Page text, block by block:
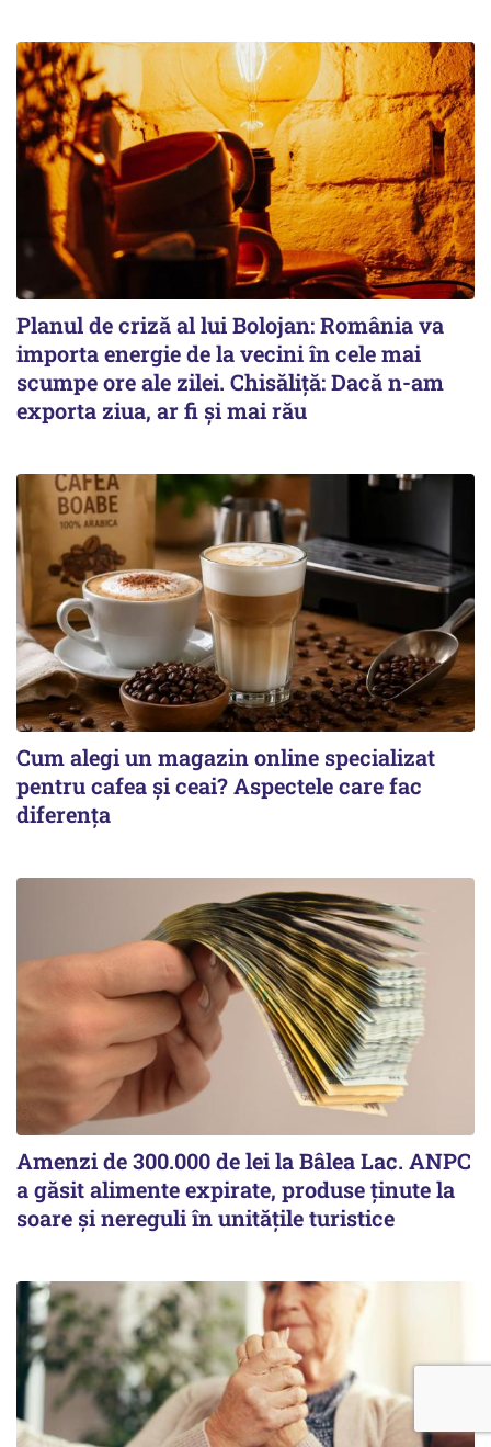
Planul de criză al lui Bolojan: România va
importa energie de la vecini în cele mai
scumpe ore ale zilei. Chisăliță: Dacă n-am
exporta ziua, ar fi și mai rău
Cum alegi un magazin online specializat
pentru cafea și ceai? Aspectele care fac
diferența
Amenzi de 300.000 de lei la Bâlea Lac. ANPC
a găsit alimente expirate, produse ținute la
soare și nereguli în unitățile turistice